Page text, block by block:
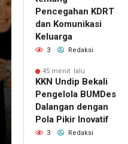
Pencegahan KDRT
dan Komunikasi
Keluarga
3 Redaksi
45 menit lalu
KKN Undip Bekali
Pengelola BUMDes
Dalangan dengan
Pola Pikir Inovatif
3 Redaksi